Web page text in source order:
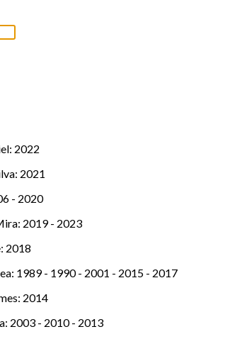
2022
2021
- 2020
2019 - 2023
2018
1989 - 1990 - 2001 - 2015 - 2017
2014
2003 - 2010 - 2013